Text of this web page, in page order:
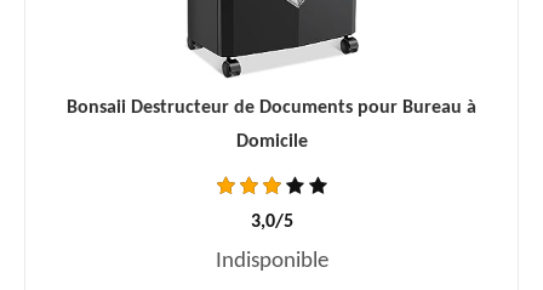
Bonsaii Destructeur de Documents pour Bureau à
Domicile
3,0/5
Indisponible